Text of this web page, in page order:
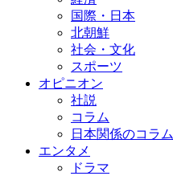
国際・日本
北朝鮮
社会・文化
スポーツ
オピニオン
社説
コラム
日本関係のコラム
エンタメ
ドラマ